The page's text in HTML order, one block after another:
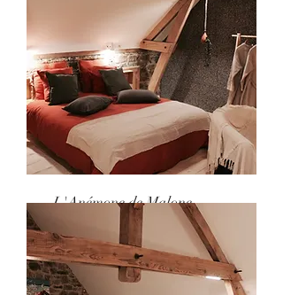
DECOUVRIR
L'Anémone de Malone
Jacuzzi illimité
DECOUVRIR